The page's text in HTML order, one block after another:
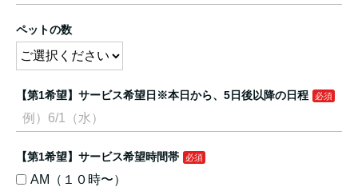
ペットの数
【第1希望】サービス希望日※本日から、5日後以降の日程
【第1希望】サービス希望時間帯
AM（１０時〜）